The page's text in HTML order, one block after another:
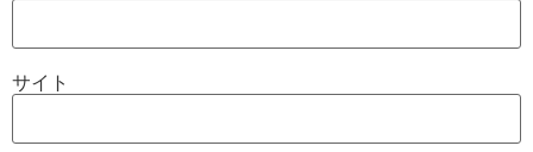
サイト